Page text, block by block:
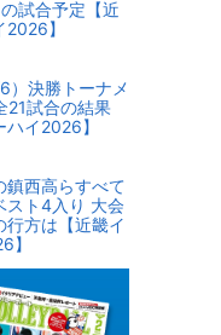
試合予定【近
】
）決勝トーナメ
21試合の結果
ハイ2026】
鎮西高らすべて
スト4入り 大会
行方は【近畿イ
】